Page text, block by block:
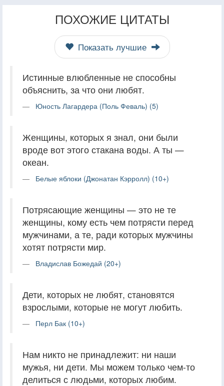
ПОХОЖИЕ ЦИТАТЫ
Показать лучшие
Истинные влюбленные не способны
объяснить, за что они любят.
Юность Лагардера (Поль Феваль) (5)
Женщины, которых я знал, они были
вроде вот этого стакана воды. А ты —
океан.
Белые яблоки (Джонатан Кэрролл) (10+)
Потрясающие женщины — это не те
женщины, кому есть чем потрясти перед
мужчинами, а те, ради которых мужчины
хотят потрясти мир.
Владислав Божедай (20+)
Дети, которых не любят, становятся
взрослыми, которые не могут любить.
Перл Бак (10+)
Нам никто не принадлежит: ни наши
мужья, ни дети. Мы можем только чем-то
делиться с людьми, которых любим.